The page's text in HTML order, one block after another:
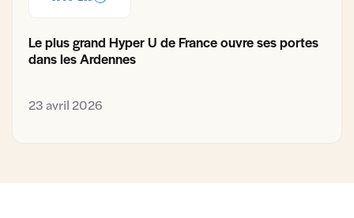
Le plus grand Hyper U de France ouvre ses portes
dans les Ardennes
23 avril 2026